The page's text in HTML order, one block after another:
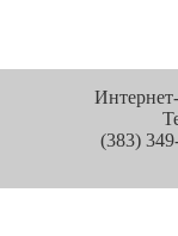
(383)